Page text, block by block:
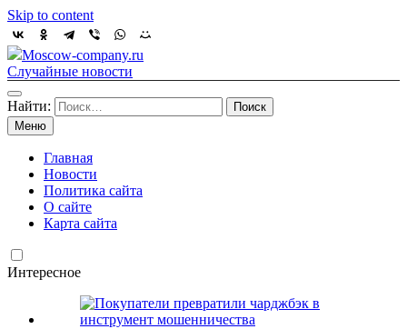
Skip to content
Moscow-company.ru
Случайные новости
Найти:
Меню
Главная
Новости
Политика сайта
О сайте
Карта сайта
Интересное